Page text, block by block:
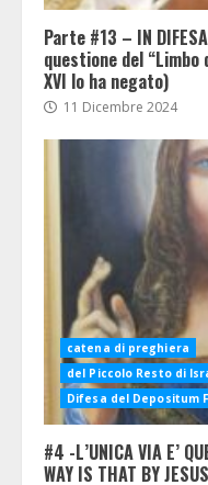
Parte #13 – IN
questione del “Limbo
XVI lo ha negato)
11 Dicembre 2024
catena di preghiera
del Piccolo Resto di
Difesa del Depositum
#4 -L’UNICA VIA E’
WAY IS THAT BY